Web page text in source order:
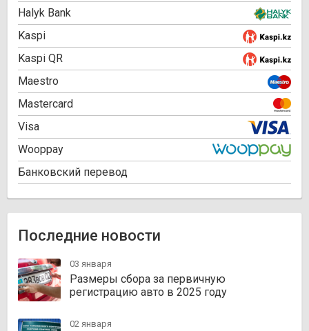
Halyk Bank
Kaspi
Kaspi QR
Maestro
Mastercard
Visa
Wooppay
Банковский перевод
Последние новости
03 января
Размеры сбора за первичную
регистрацию авто в 2025 году
02 января